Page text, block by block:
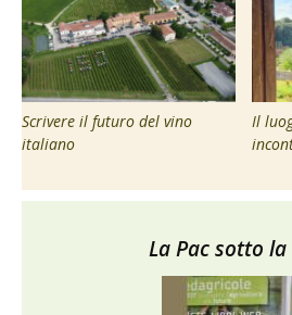
Scrivere il futuro del vino
italiano
Il
La Pac sotto